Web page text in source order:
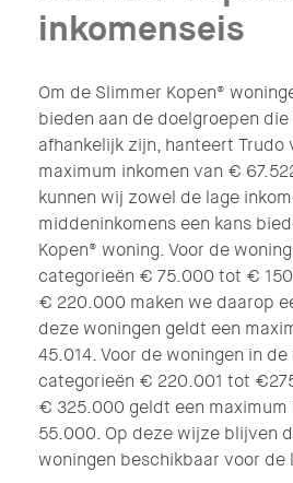
inkomenseis
Om de Slimmer Kopen®
bieden aan de doelgroepen
afhankelijk zijn, hanteert Trudo
maximum inkomen van €
kunnen wij zowel de lage
middeninkomens een kans
Kopen® woning. Voor de
categorieën € 75.000 tot €
€ 220.000 maken we daarop
deze woningen geldt een
45.014. Voor de woningen in
categorieën € 220.001 tot
€ 325.000 geldt een
55.000. Op deze wijze blijven
woningen beschikbaar voor de